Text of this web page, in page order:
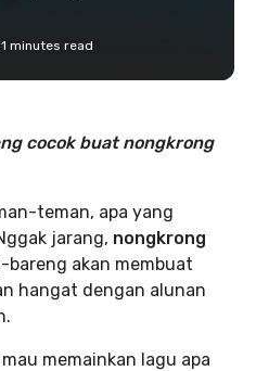
minutes read
cocok buat nongkrong
teman, apa yang
jarang, nongkrong
bareng akan membuat
hangat dengan alunan
memainkan lagu apa